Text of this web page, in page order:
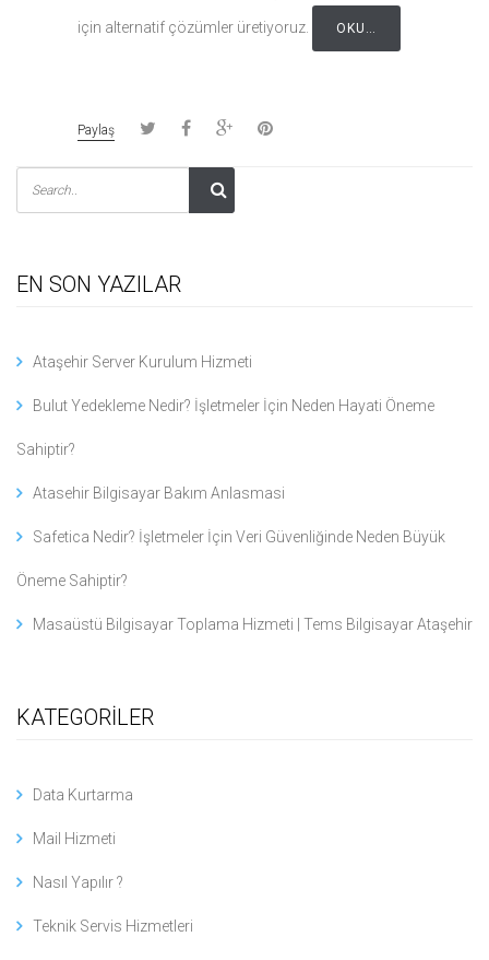
için alternatif çözümler üretiyoruz. OKU…
Paylaş
EN SON YAZILAR
Ataşehir Server Kurulum Hizmeti
Bulut Yedekleme Nedir? İşletmeler İçin Neden Hayati Öneme
Sahiptir?
Atasehir Bilgisayar Bakım Anlasmasi
Safetica Nedir? İşletmeler İçin Veri Güvenliğinde Neden Büyük
Öneme Sahiptir?
Masaüstü Bilgisayar Toplama Hizmeti | Tems Bilgisayar Ataşehir
KATEGORİLER
Data Kurtarma
Mail Hizmeti
Nasıl Yapılır ?
Teknik Servis Hizmetleri